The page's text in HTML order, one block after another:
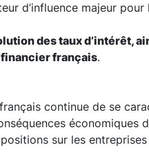
d’influence majeur
des taux
financier français.
continue de se
sur les